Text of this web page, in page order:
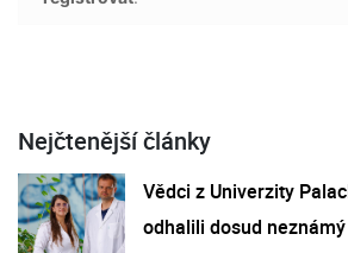
Nejčtenější články
Vědci z Univerzity
odhalili dosud